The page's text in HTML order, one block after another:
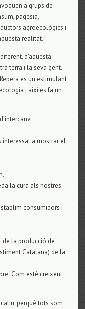
a grups de
pagesia,
agroecològics i
realitat.
d’aquesta
terra i la seva gent.
és un estimulant
i així es fa un
interessat a mostrar el
la cura als nostres
consumidors i
la producció de
Catalana) de la
“Com estè creixent
perquè tots som